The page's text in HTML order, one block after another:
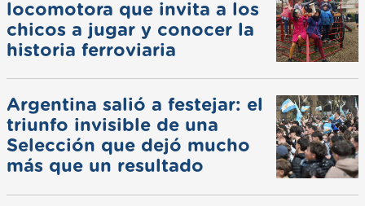
locomotora que invita a los
chicos a jugar y conocer la
historia ferroviaria
Argentina salió a festejar: el
triunfo invisible de una
Selección que dejó mucho
más que un resultado